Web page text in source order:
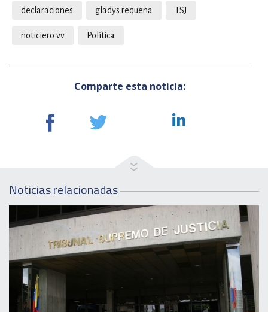
declaraciones gladys requena TSJ
noticiero vv Política
Comparte esta noticia:
Noticias relacionadas